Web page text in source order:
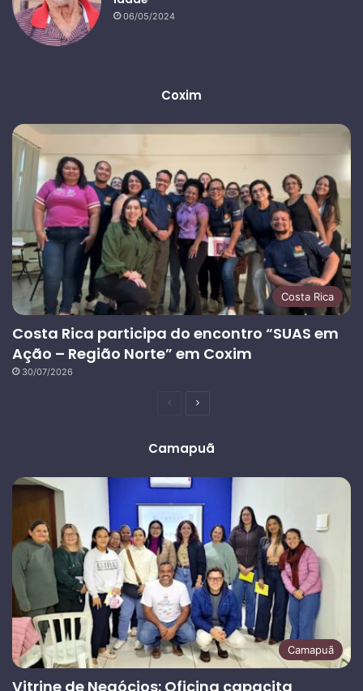
06/05/2024
Coxim
Costa Rica
Costa Rica participa do encontro “SUAS em
Ação – Região Norte” em Coxim
30/07/2026
PáginaPróxima
Camapuã
Camapuã
Vitrine de Negócios: Oficina capacita